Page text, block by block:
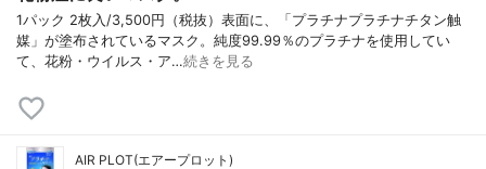
1パック 2枚入/3,500円（税抜）表面に、「プラチナプラチナチタン触
媒」が塗布されているマスク。純度99.99％のプラチナを使用してい
て、花粉・ウイルス・ア…続きを見る
AIR PLOT(エアープロット)